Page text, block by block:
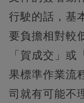
行駛的話，基
要負擔相對較
「賀成交」
果標準作業流
司就有可能不